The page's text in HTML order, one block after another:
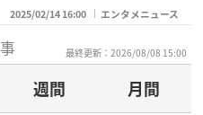
2025/02/14 16:00 エンタメニュース
最終更新：2026/08/08 15:00
週間
月間